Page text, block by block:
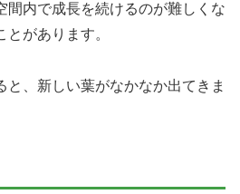
間内で成長を続けるのが難しくな
があります。
と、新しい葉がなかなか出てきま